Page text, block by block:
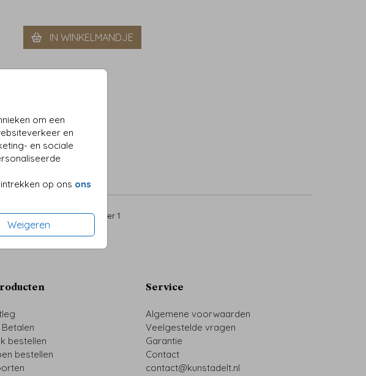
om een
en
en sociale
op ons ons
Weigeren
IN WINKELMANDJE
Prijs:€ 0,69 per 1
Betalen
bestellen
bestellen
Service
Algemene voorwaarden
Veelgestelde vragen
Garantie
Contact
contact@kunstadelt.nl